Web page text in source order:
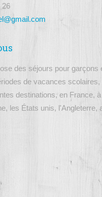
26
des séjours pour garçons
de vacances
destinations, en France, à
les États unis, l'Angleterre,